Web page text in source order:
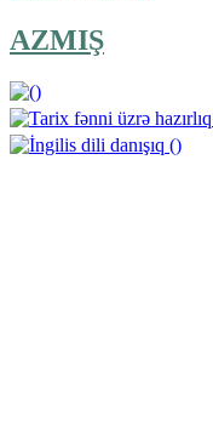
AZMIŞ